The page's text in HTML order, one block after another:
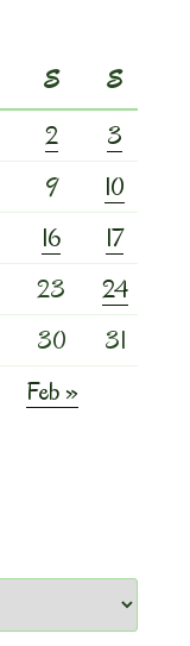
S
S
2
3
9
10
16
17
23
24
30
31
Feb »